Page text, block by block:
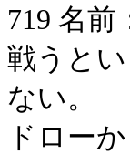
719 名前
戦うと
ない。
ドローか